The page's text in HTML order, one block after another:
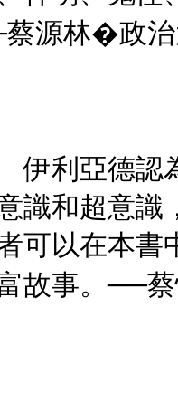
源林�政治
利亞德認為
識和超意識
可以在本書
故事。──